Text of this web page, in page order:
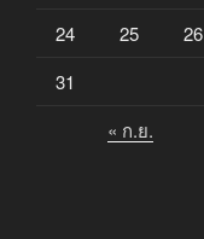
24
25 26
31
« ก.ย.